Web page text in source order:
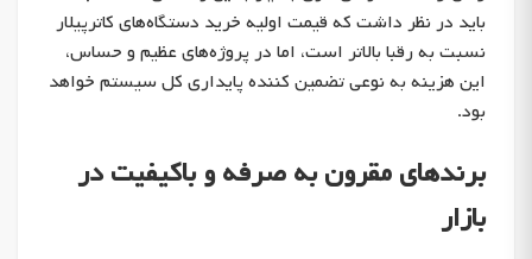
باید در نظر داشت که قیمت اولیه خرید دستگاه‌های کاترپیلار
نسبت به رقبا بالاتر است، اما در پروژه‌های عظیم و حساس،
این هزینه به نوعی تضمین کننده پایداری کل سیستم خواهد
بود.
برندهای مقرون به صرفه و باکیفیت در
بازار